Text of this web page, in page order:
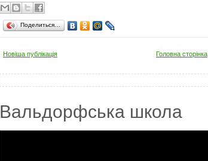
Поделиться…
Новіша публікація Головна сторінка
Вальдорфська школа